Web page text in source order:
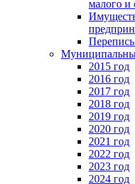
малого и
2015 год
2016 год
2017 год
2018 год
2019 год
2020 год
2021 год
2022 год
2023 год
2024 год